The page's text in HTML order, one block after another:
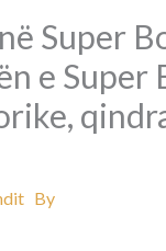
Super
e Super
By